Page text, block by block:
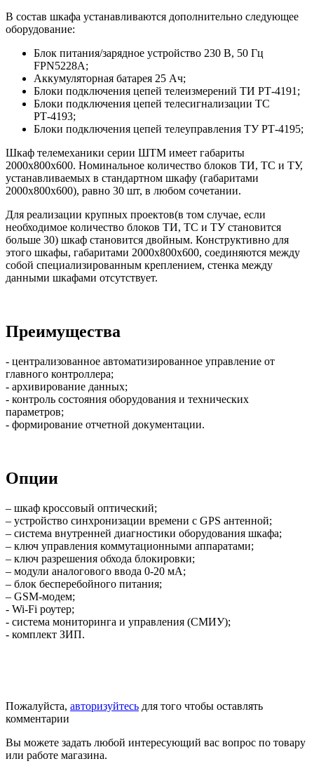
В состав шкафа устанавливаются дополнительно следующее
оборудование:
Блок питания/зарядное устройство 230 В, 50 Гц
FPN5228A;
Аккумуляторная батарея 25 Ач;
Блоки подключения цепей телеизмерений ТИ РТ-4191;
Блоки подключения цепей телесигнализации ТС
РТ-4193;
Блоки подключения цепей телеуправления ТУ РТ-4195;
Шкаф телемеханики серии ШТМ имеет габариты
2000х800х600. Номинальное количество блоков ТИ, ТС и ТУ,
устанавливаемых в стандартном шкафу (габаритами
2000х800х600), равно 30 шт, в любом сочетании.
Для реализации крупных проектов(в том случае, если
необходимое количество блоков ТИ, ТС и ТУ становится
больше 30) шкаф становится двойным. Конструктивно для
этого шкафы, габаритами 2000х800х600, соединяются между
собой специализированным креплением, стенка между
данными шкафами отсутствует.
Преимущества
- централизованное автоматизированное управление от
главного контроллера;
- архивирование данных;
- контроль состояния оборудования и технических
параметров;
- формирование отчетной документации.
Опции
– шкаф кроссовый оптический;
– устройство синхронизации времени с GPS антенной;
– система внутренней диагностики оборудования шкафа;
– ключ управления коммутационными аппаратами;
– ключ разрешения обхода блокировки;
– модули аналогового ввода 0-20 мА;
– блок бесперебойного питания;
– GSM-модем;
- Wi-Fi роутер;
- система мониторинга и управления (СМИУ);
- комплект ЗИП.
Пожалуйста, авторизуйтесь для того чтобы оставлять
комментарии
Вы можете задать любой интересующий вас вопрос по товару
или работе магазина.